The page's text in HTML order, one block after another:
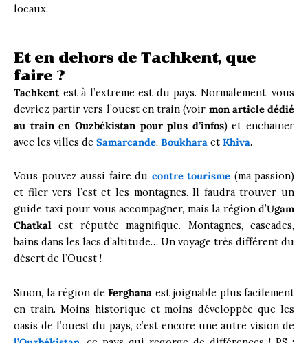
locaux.
Et en dehors de Tachkent, que
faire ?
Tachkent est à l’extreme est du pays. Normalement, vous
devriez partir vers l’ouest en train (voir mon article dédié
au train en Ouzbékistan pour plus d’infos) et enchainer
avec les villes de Samarcande, Boukhara et Khiva.
Vous pouvez aussi faire du contre tourisme (ma passion)
et filer vers l’est et les montagnes. Il faudra trouver un
guide taxi pour vous accompagner, mais la région d’Ugam
Chatkal est réputée magnifique. Montagnes, cascades,
bains dans les lacs d’altitude… Un voyage très différent du
désert de l’Ouest !
Sinon, la région de Ferghana est joignable plus facilement
en train. Moins historique et moins développée que les
oasis de l’ouest du pays, c’est encore une autre vision de